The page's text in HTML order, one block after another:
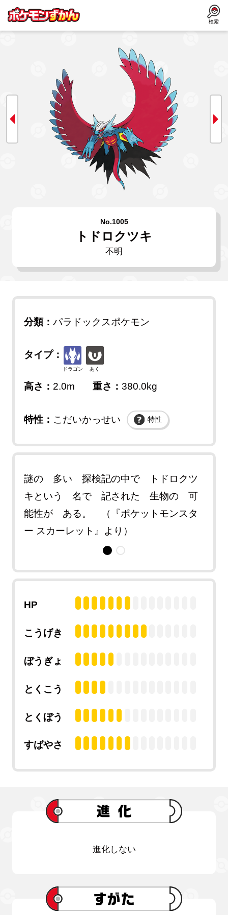
検索
No.1005
トドロクツキ
不明
分類： パラドックスポケモン
タイプ：
ドラゴン あく
高さ： 2.0m 重さ：380.0kg
特性： こだいかっせい 特性
謎の 多い 探検記の中で トドロクツ
キという 名で 記された 生物の 可
能性が ある。 （『ポケットモンスタ
ー スカーレット』より）
HP
こうげき
ぼうぎょ
とくこう
とくぼう
すばやさ
進化しない